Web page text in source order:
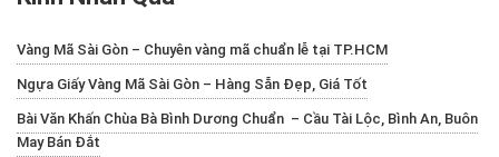
Vàng Mã Sài Gòn – Chuyên vàng mã chuẩn lễ tại TP.HCM
Ngựa Giấy Vàng Mã Sài Gòn – Hàng Sẵn Đẹp, Giá Tốt
Bài Văn Khấn Chùa Bà Bình Dương Chuẩn – Cầu Tài Lộc, Bình An, Buôn
May Bán Đắt